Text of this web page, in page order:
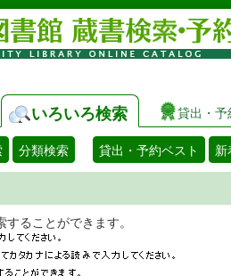
いろいろ検索 貸出・予
分類検索 貸出・予約ベスト 新
を検索することができま